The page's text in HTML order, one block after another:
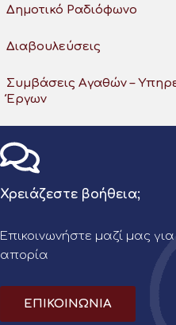
Δημοτικό Ραδιόφωνο
Διαβουλεύσεις
Συμβάσεις Αγαθών –
Έργων
Χρειάζεστε βοήθεια;
Επικοινωνήστε μαζί μας
απορία
ΕΠΙΚΟΙΝΩΝΙΑ